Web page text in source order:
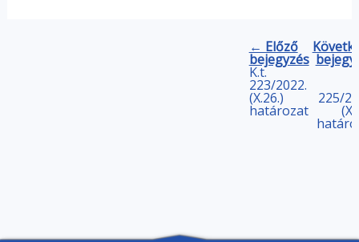
← Előző
bejegyzés
K.t.
223/2022.
(X.26.)
határozat
225/